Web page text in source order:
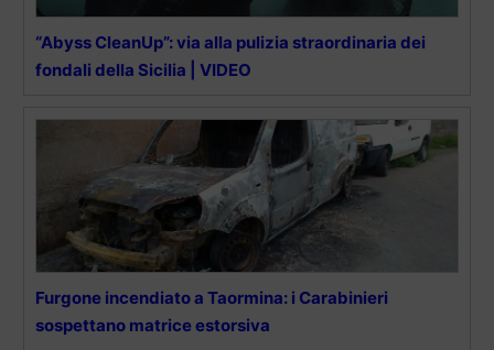
“Abyss CleanUp”: via alla pulizia straordinaria dei
fondali della Sicilia | VIDEO
Furgone incendiato a Taormina: i Carabinieri
sospettano matrice estorsiva